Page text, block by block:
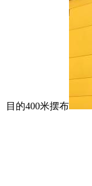
目的400米摆布